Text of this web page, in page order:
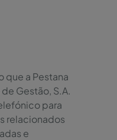
que a Pestana
Gestão, S.A.
para
relacionados
e